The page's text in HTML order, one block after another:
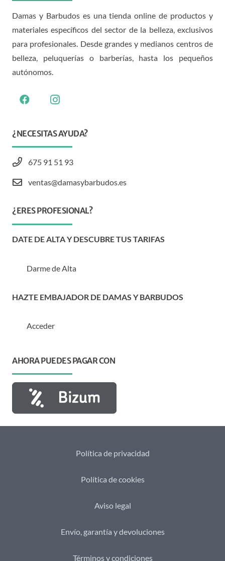
Damas y Barbudos es una tienda online de productos y
materiales específicos del sector de la belleza, exclusivos
para profesionales. Desde grandes y medianos centros de
belleza, peluquerías o barberías, hasta los pequeños
autónomos.
¿NECESITAS AYUDA?
675 91 51 93
ventas@damasybarbudos.es
¿ERES PROFESIONAL?
DATE DE ALTA Y DESCUBRE TUS TARIFAS
Darme de Alta
HAZTE EMBAJADOR DE DAMAS Y BARBUDOS
Acceder
AHORA PUEDES PAGAR CON
Política de privacidad
Política de cookies
Aviso legal
Envío, garantía y devoluciones
Términos y condiciones